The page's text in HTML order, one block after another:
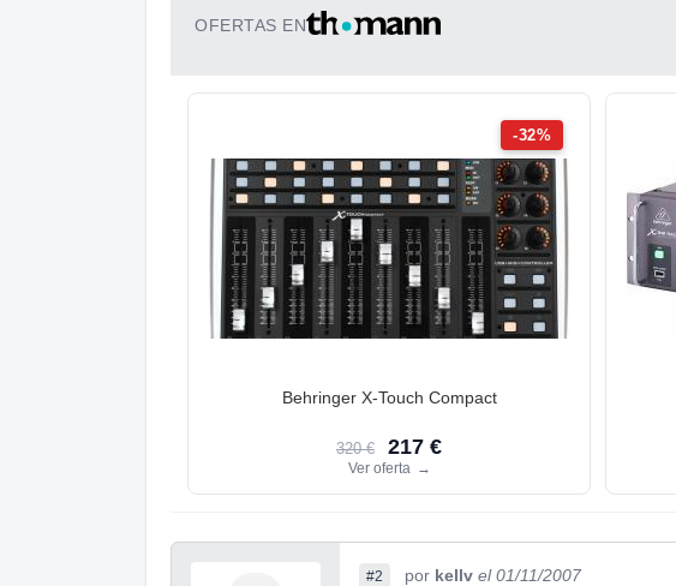
OFERTAS EN
-32%
Behringer X-Touch Compact
320 € 217 €
Ver oferta →
#2 por kellv el 01/11/2007